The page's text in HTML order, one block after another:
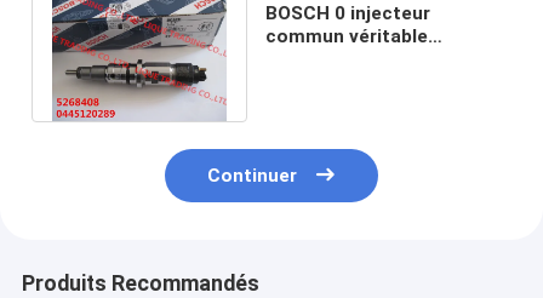
BOSCH 0 injecteur
commun véritable
Continuer
Produits Recommandés